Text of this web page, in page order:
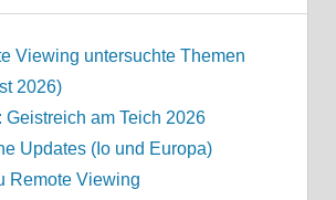
Viewing untersuchte Themen
2026)
Geistreich am Teich 2026
Updates (Io und Europa)
Remote Viewing